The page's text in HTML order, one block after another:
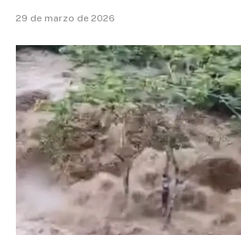
29 de marzo de 2026